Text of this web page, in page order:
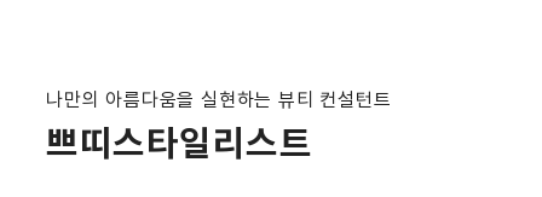
나만의 아름다움을 실현하는 뷰티 컨설턴트
쁘띠스타일리스트